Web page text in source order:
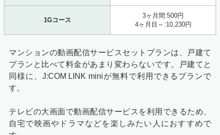
1Gコース
3ヶ月間:500円
4ヶ月目～:10,230円
マンションの動画配信サービスセットプランは、戸建て
プランと比べて料金があまり変わらないです。戸建てと
同様に、J:COM LINK miniが無料で利用できるプランで
す。
テレビの大画面で動画配信サービスを利用できるため、
自宅で映画やドラマなどを楽しみたい人におすすめで